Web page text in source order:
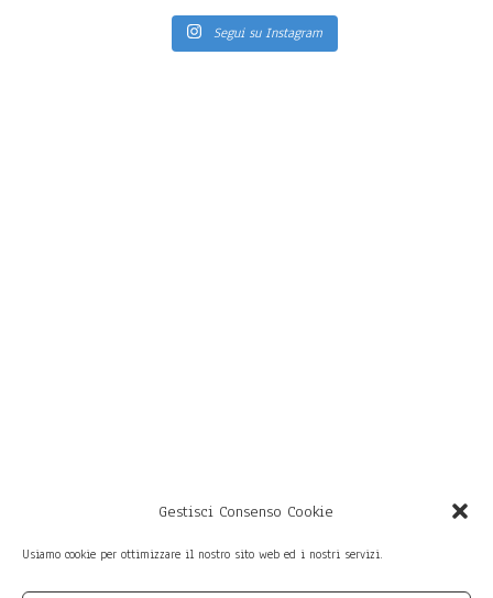
Gestisci Consenso Cookie
Usiamo cookie per ottimizzare il nostro sito web ed i nostri servizi.
Segui su Instagram